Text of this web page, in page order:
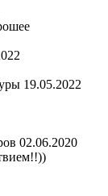
19.05.2022
02.06.2020